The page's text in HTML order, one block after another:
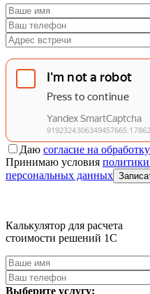
Даю согласие на
Принимаю условия
персональных данных
Калькулятор для расчета
стоимости решений 1C
Выберите услугу: